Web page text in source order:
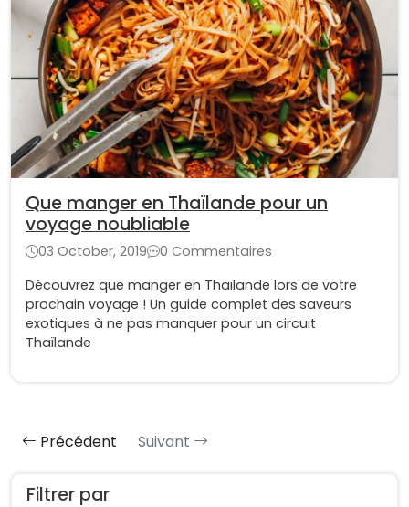
Filtrer par
Que manger en Thaïlande pour un
voyage noubliable
03 October, 2019
0 Commentaires
Découvrez que manger en Thaïlande lors de votre
prochain voyage ! Un guide complet des saveurs
exotiques à ne pas manquer pour un circuit
Thaïlande
Précédent Suivant